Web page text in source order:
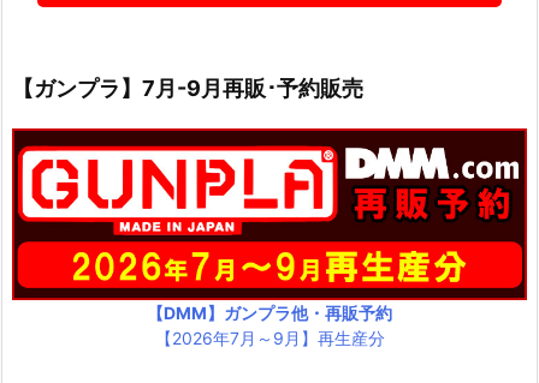
【ガンプラ】7月-9月再販･予約販売
【DMM】ガンプラ他・再販予約
【2026年7月～9月】再生産分